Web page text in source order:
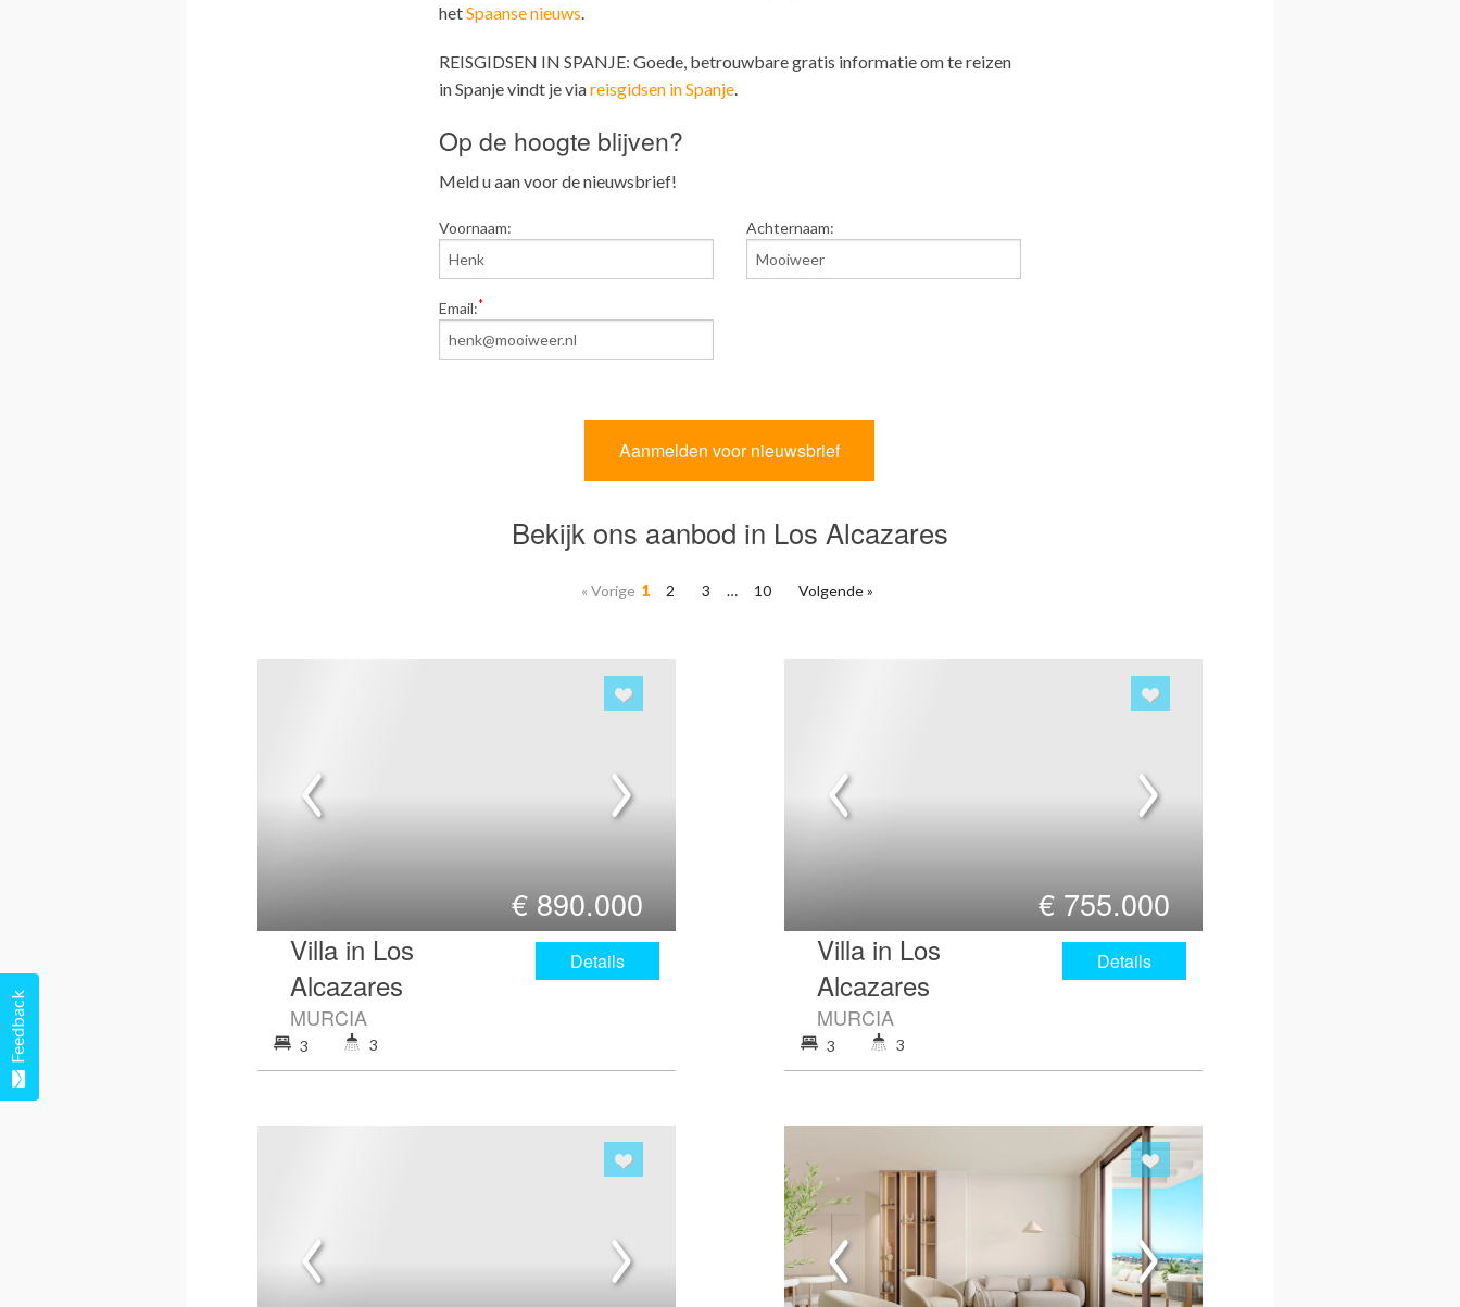
hetSpaanse nieuws.
REISGIDSEN IN SPANJE: Goede, betrouwbare gratis informatie om te reizen
in Spanje vindt je viareisgidsen in Spanje.
Op de hoogte blijven?
Meld u aan voor de nieuwsbrief!
Voornaam: Achternaam:
Email:*
Bekijk ons aanbod in Los Alcazares
« Vorige 1 2 3 … 10 Volgende »
€ 890.000
Villa in Los
Alcazares
MURCIA
Details
3 3
€ 755.000
Villa in Los
Alcazares
MURCIA
Details
3 3
Feedback